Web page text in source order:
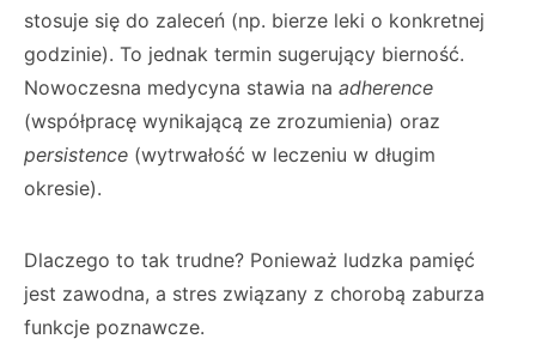
stosuje się do zaleceń (np. bierze leki o konkretnej
godzinie). To jednak termin sugerujący bierność.
Nowoczesna medycyna stawia na adherence
(współpracę wynikającą ze zrozumienia) oraz
persistence (wytrwałość w leczeniu w długim
okresie).
Dlaczego to tak trudne? Ponieważ ludzka pamięć
jest zawodna, a stres związany z chorobą zaburza
funkcje poznawcze.